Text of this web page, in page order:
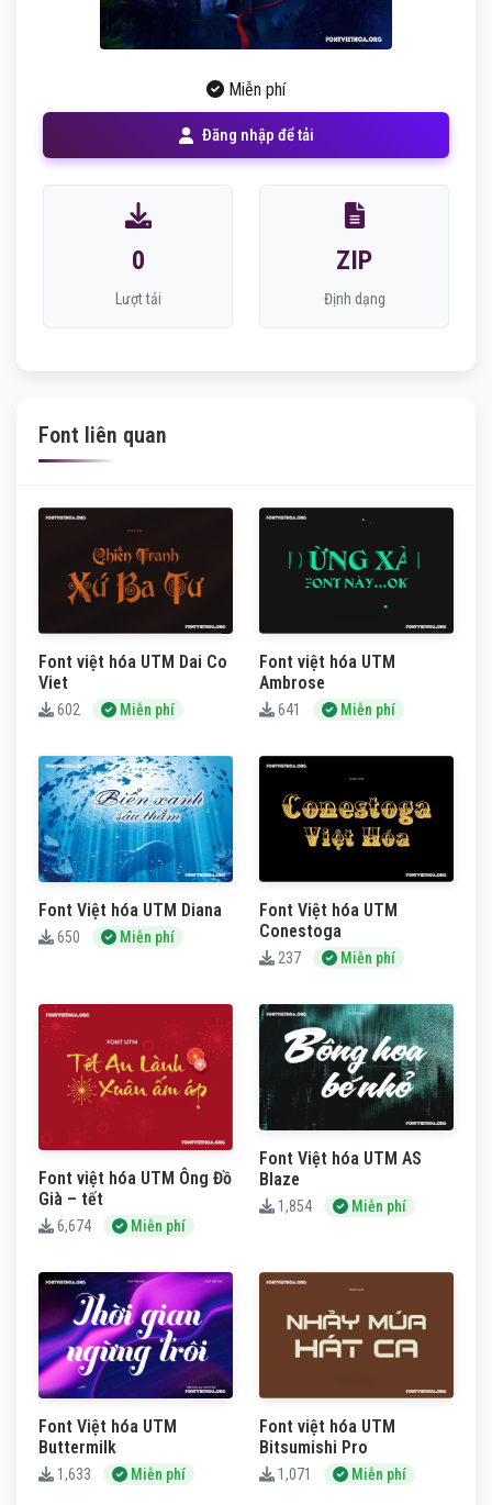
Miễn phí
Đăng nhập để tải
0
Lượt tải
ZIP
Định dạng
Font liên quan
Font việt hóa UTM Dai Co
Viet
602 Miễn phí
Font việt hóa UTM
Ambrose
641 Miễn phí
Font Việt hóa UTM Diana
650 Miễn phí
Font Việt hóa UTM
Conestoga
237 Miễn phí
Font việt hóa UTM Ông Đồ
Già – tết
6,674 Miễn phí
Font Việt hóa UTM AS
Blaze
1,854 Miễn phí
Font Việt hóa UTM
Buttermilk
1,633 Miễn phí
Font việt hóa UTM
Bitsumishi Pro
1,071 Miễn phí